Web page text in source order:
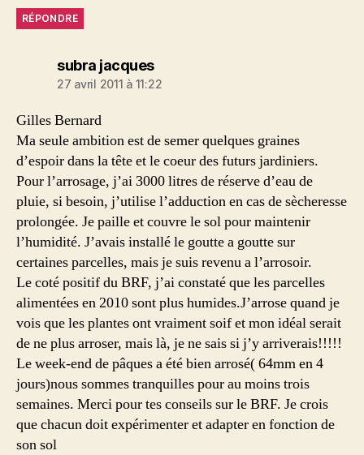
RÉPONDRE
subra jacquesdit :
27 avril 2011 à 11:22
Gilles Bernard
Ma seule ambition est de semer quelques graines
d’espoir dans la tête et le coeur des futurs jardiniers.
Pour l’arrosage, j’ai 3000 litres de réserve d’eau de
pluie, si besoin, j’utilise l’adduction en cas de sècheresse
prolongée. Je paille et couvre le sol pour maintenir
l’humidité. J’avais installé le goutte a goutte sur
certaines parcelles, mais je suis revenu a l’arrosoir.
Le coté positif du BRF, j’ai constaté que les parcelles
alimentées en 2010 sont plus humides.J’arrose quand je
vois que les plantes ont vraiment soif et mon idéal serait
de ne plus arroser, mais là, je ne sais si j’y arriverais!!!!!
Le week-end de pâques a été bien arrosé( 64mm en 4
jours)nous sommes tranquilles pour au moins trois
semaines. Merci pour tes conseils sur le BRF. Je crois
que chacun doit expérimenter et adapter en fonction de
son sol